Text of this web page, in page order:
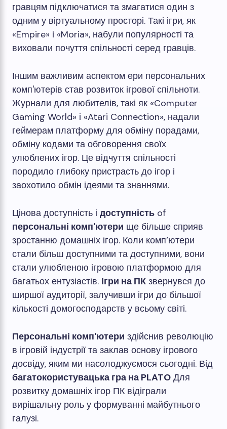
гравцям підключатися та змагатися один з
одним у віртуальному просторі. Такі ігри, як
«Empire» і «Moria», набули популярності та
виховали почуття спільності серед гравців.
Іншим важливим аспектом ери персональних
комп'ютерів став розвиток ігрової спільноти.
Журнали для любителів, такі як «Computer
Gaming World» і «Atari Connection», надали
геймерам платформу для обміну порадами,
обміну кодами та обговорення своїх
улюблених ігор. Це відчуття спільності
породило глибоку пристрасть до ігор і
заохотило обмін ідеями та знаннями.
Цінова доступність і доступність of
персональні комп'ютери ще більше сприяв
зростанню домашніх ігор. Коли комп’ютери
стали більш доступними та доступними, вони
стали улюбленою ігровою платформою для
багатьох ентузіастів. Ігри на ПК звернувся до
ширшої аудиторії, залучивши ігри до більшої
кількості домогосподарств у всьому світі.
Персональні комп'ютери здійснив революцію
в ігровій індустрії та заклав основу ігрового
досвіду, яким ми насолоджуємося сьогодні. Від
багатокористувацька гра на PLATO Для
розвитку домашніх ігор ПК відіграли
вирішальну роль у формуванні майбутнього
галузі.